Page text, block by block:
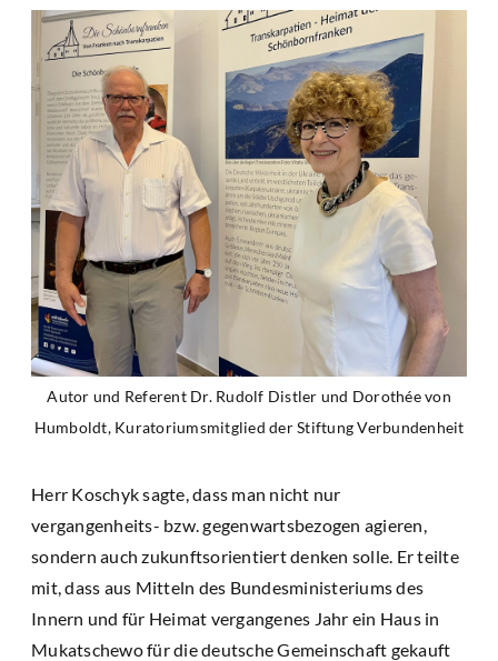
Autor und Referent Dr. Rudolf Distler und Dorothée von
Humboldt, Kuratoriumsmitglied der Stiftung Verbundenheit
Herr Koschyk sagte, dass man nicht nur
vergangenheits- bzw. gegenwartsbezogen agieren,
sondern auch zukunftsorientiert denken solle. Er teilte
mit, dass aus Mitteln des Bundesministeriums des
Innern und für Heimat vergangenes Jahr ein Haus in
Mukatschewo für die deutsche Gemeinschaft gekauft